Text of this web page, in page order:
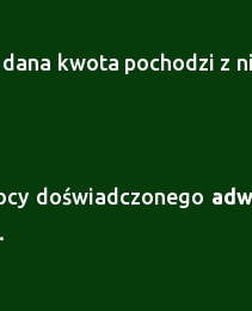
kwota pochodzi z
doświadczonego